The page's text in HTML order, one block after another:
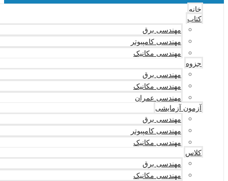
خانه
کتاب
مهندسی برق
مهندسی کامپیوتر
مهندسی مکانیک
جزوه
مهندسی برق
مهندسی مکانیک
مهندسی عمران
آزمون آزمایشی
مهندسی برق
مهندسی کامپیوتر
مهندسی مکانیک
کلاس
مهندسی برق
مهندسی مکانیک